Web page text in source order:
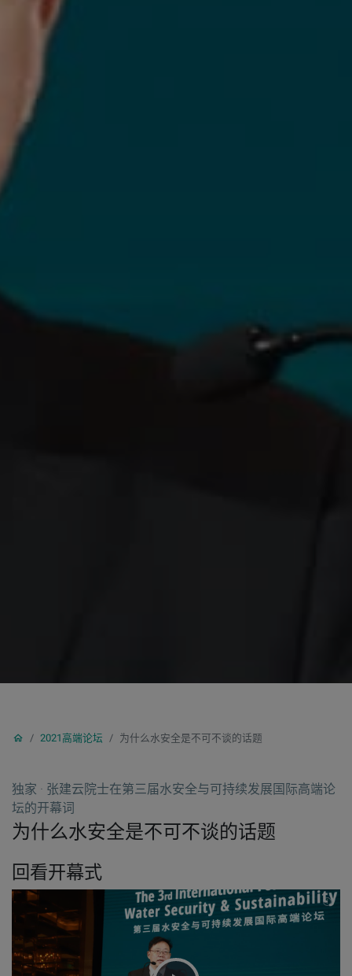
2021高端论坛 为什么水安全是不可不谈的话题
独家 · 张建云院士在第三届水安全与可持续发展国际高端论
坛的开幕词
为什么水安全是不可不谈的话题
回看开幕式